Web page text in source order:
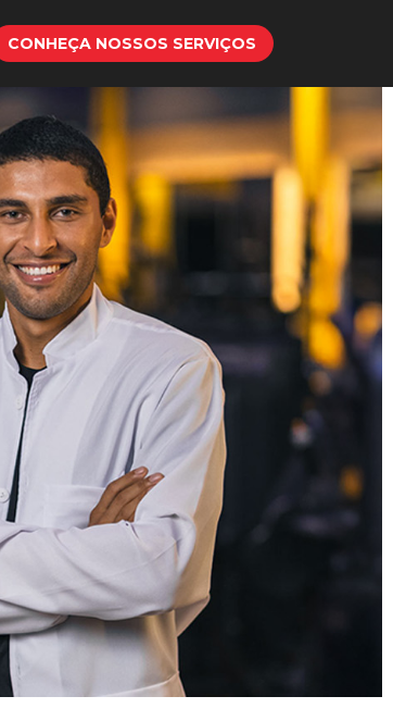
CONHEÇA NOSSOS SERVIÇOS